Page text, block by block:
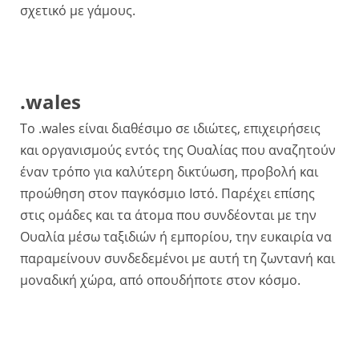
σχετικό με γάμους.
.wales
Το .wales είναι διαθέσιμο σε ιδιώτες, επιχειρήσεις
και οργανισμούς εντός της Ουαλίας που αναζητούν
έναν τρόπο για καλύτερη δικτύωση, προβολή και
προώθηση στον παγκόσμιο Ιστό. Παρέχει επίσης
στις ομάδες και τα άτομα που συνδέονται με την
Ουαλία μέσω ταξιδιών ή εμπορίου, την ευκαιρία να
παραμείνουν συνδεδεμένοι με αυτή τη ζωντανή και
μοναδική χώρα, από οπουδήποτε στον κόσμο.